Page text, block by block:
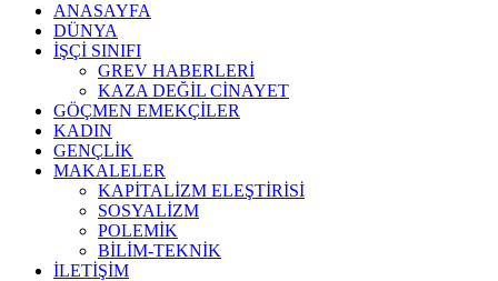
ANASAYFA
DÜNYA
İŞÇİ SINIFI
GREV HABERLERİ
KAZA DEĞİL CİNAYET
GÖÇMEN EMEKÇİLER
KADIN
GENÇLİK
MAKALELER
KAPİTALİZM ELEŞTİRİSİ
SOSYALİZM
POLEMİK
BİLİM-TEKNİK
ILETIŞIM